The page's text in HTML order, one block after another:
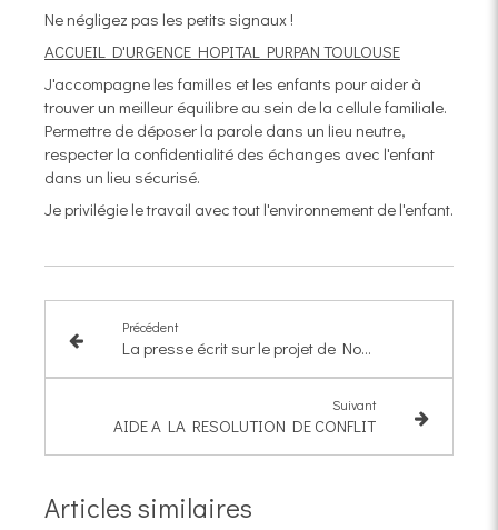
Ne négligez pas les petits signaux !
ACCUEIL D'URGENCE HOPITAL PURPAN TOULOUSE
J'accompagne les familles et les enfants pour aider à
trouver un meilleur équilibre au sein de la cellule familiale.
Permettre de déposer la parole dans un lieu neutre,
respecter la confidentialité des échanges avec l'enfant
dans un lieu sécurisé.
Je privilégie le travail avec tout l'environnement de l'enfant.
Précédent
La presse écrit sur le projet de Nomad'Thérapeute
Suivant
AIDE A LA RESOLUTION DE CONFLIT
Articles similaires